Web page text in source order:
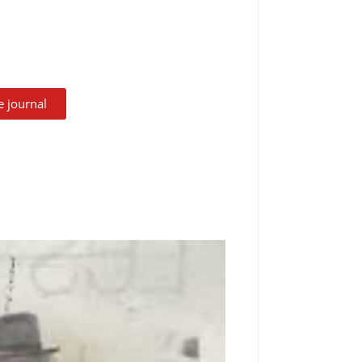
journal